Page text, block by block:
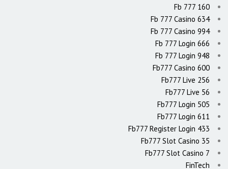
Fb 777 160
Fb 777 Casino 634
Fb 777 Casino 994
Fb 777 Login 666
Fb 777 Login 948
Fb777 Casino 600
Fb777 Live 256
Fb777 Live 56
Fb777 Login 505
Fb777 Login 611
Fb777 Register Login 433
Fb777 Slot Casino 35
Fb777 Slot Casino 7
FinTech